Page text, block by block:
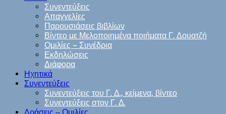
Συνεντεύξεις
Απαγγελίες
Παρουσιάσεις βιβλίων
Βίντεο με Μελοποιημένα ποιήματα Γ. Δουατζή
Ομιλίες – Συνέδρια
Εκδηλώσεις
Διάφορα
Ηχητικά
Συνεντεύξεις
Συνεντεύξεις του Γ. Δ., κείμενα, βίντεο
Συνεντεύξεις στον Γ. Δ.
Δράσεις – Ομιλίες